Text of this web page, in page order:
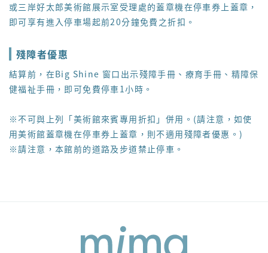
或三岸好太郎美術館展示室受理處的蓋章機在停車券上蓋章，
即可享有進入停車場起前20分鐘免費之折扣。
殘障者優惠
結算前，在Big Shine 窗口出示殘障手冊、療育手冊、精障保
健福祉手冊，即可免費停車1小時。
※不可與上列「美術館來賓專用折扣」併用。(請注意，如使
用美術館蓋章機在停車券上蓋章，則不適用殘障者優惠。)
※請注意，本館前的道路及步道禁止停車。